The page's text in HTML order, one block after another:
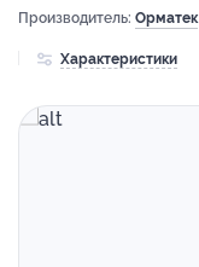
Производитель: Орматек
Характеристики